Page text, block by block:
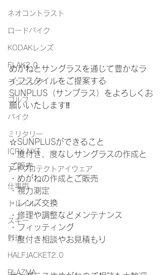
ネオコントラスト
ロードバイク
KODAKレンズ
FLAK2.0
ランニング
ゴルフ
バイク
ミリタリー
ICRX NXT
アイプロテクトアイウェア
仕事用
トレイル
スキー
野球
HALFJACKET2.0
PLAZMA
めがねとサングラスを通じて豊かなラ
イフスタイルをご提案する
SUNPLUS（サンプラス）をよろしくお
願いいたします‼️
☆SUNPLUSができること
・度付き、度なしサングラスの作成と
ご販売
・めがねの作成とご販売
・視力測定
・レンズ交換
・修理や調整などメンテナンス
・フィッティング
・度付き相談やお見積もり